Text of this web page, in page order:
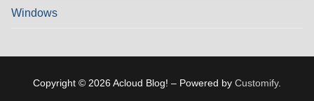
Windows
Copyright © 2026 Acloud Blog! – Powered by Customify.